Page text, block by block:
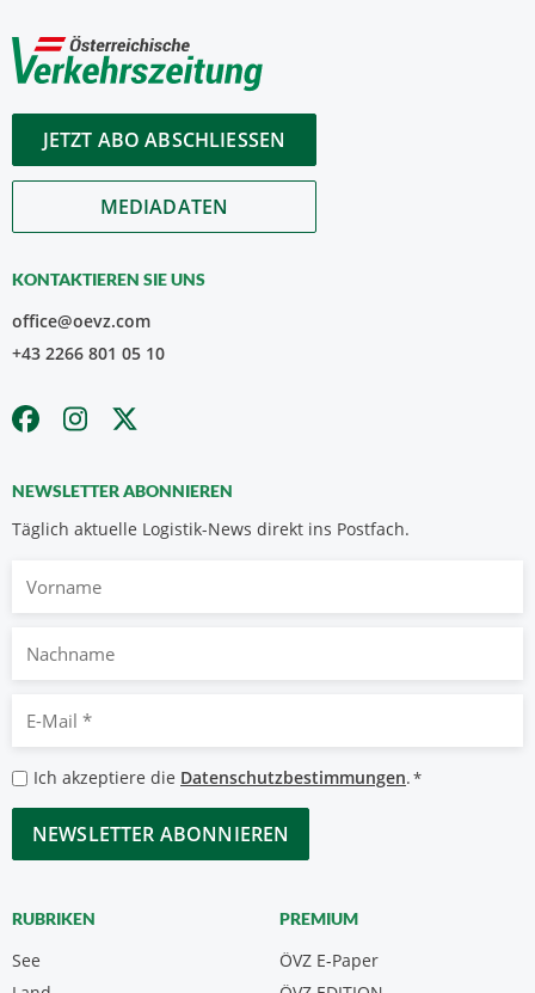
JETZT ABO ABSCHLIESSEN
MEDIADATEN
KONTAKTIEREN SIE UNS
office@oevz.com
+43 2266 801 05 10
NEWSLETTER ABONNIEREN
Täglich aktuelle Logistik-News direkt ins Postfach.
Nachname
Mail
*
Datenschutzbestimmungen
*
Ich akzeptiere die Datenschutzbestimmungen.*
CAPTCHA
RUBRIKEN
See
PREMIUM
ÖVZ E-Paper